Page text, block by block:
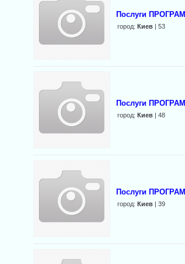
Послуги
город:Киев | 53
Послуги
город:Киев | 48
Послуги
город:Киев | 39